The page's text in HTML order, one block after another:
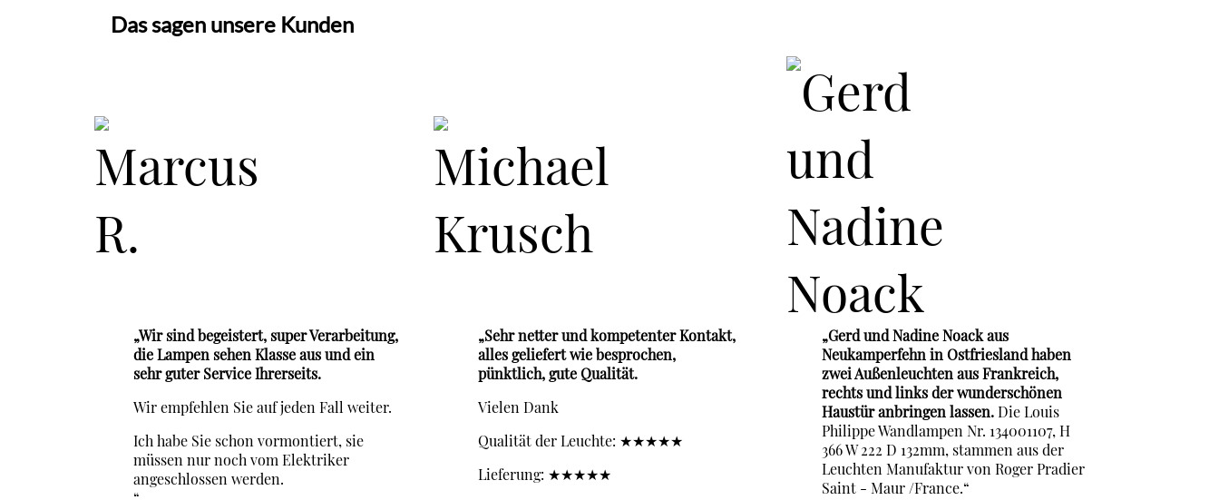
Das sagen unsere Kunden
„Wir sind begeistert, super Verarbeitung,
die Lampen sehen Klasse aus und ein
sehr guter Service Ihrerseits.
Wir empfehlen Sie auf jeden Fall weiter.
Ich habe Sie schon vormontiert, sie
müssen nur noch vom Elektriker
angeschlossen werden.
„Sehr netter und kompetenter Kontakt,
alles geliefert wie besprochen,
pünktlich, gute Qualität.
Vielen Dank
Qualität der Leuchte: ★★★★★
Lieferung: ★★★★★
„Gerd und Nadine Noack aus
Neukamperfehn in Ostfriesland haben
zwei Außenleuchten aus Frankreich,
rechts und links der wunderschönen
Haustür anbringen lassen.Die Louis
Philippe Wandlampen Nr. 134001107, H
366 W 222 D 132mm, stammen aus der
Leuchten Manufaktur von Roger Pradier
Saint - Maur /France.“